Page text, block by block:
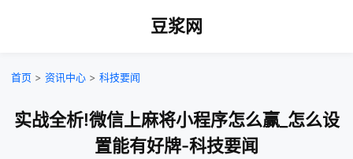
豆浆网
首页 > 资讯中心 > 科技要闻
实战全析!微信上麻将小程序怎么赢_怎么设
置能有好牌-科技要闻